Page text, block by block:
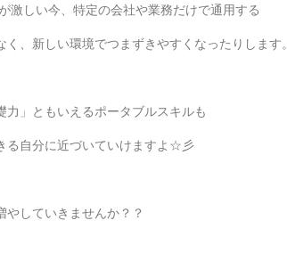
激しい今、特定の会社や業務だけで通用する
、新しい環境でつまずきやすくなったりします。
」ともいえるポータブルスキルも
る自分に近づいていけますよ☆彡
していきませんか？？